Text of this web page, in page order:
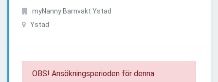
myNanny Barnvakt Ystad
Ystad
OBS! Ansökningsperioden för denna